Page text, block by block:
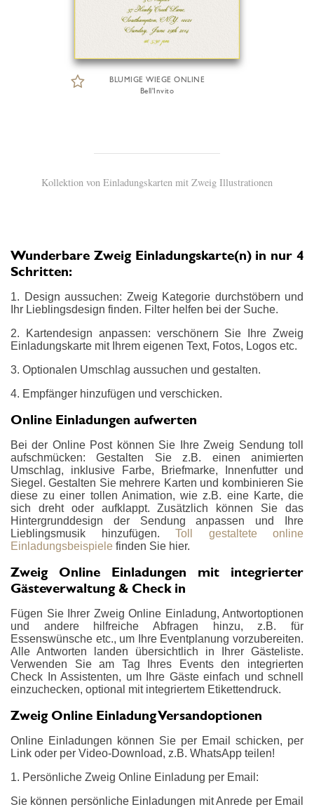
BLUMIGE WIEGE ONLINE
Bell'Invito
Kollektion von Einladungskarten mit Zweig Illustrationen
Wunderbare Zweig Einladungskarte(n) in nur 4
Schritten:
1. Design aussuchen: Zweig Kategorie durchstöbern und
Ihr Lieblingsdesign finden. Filter helfen bei der Suche.
2. Kartendesign anpassen: verschönern Sie Ihre Zweig
Einladungskarte mit Ihrem eigenen Text, Fotos, Logos etc.
3. Optionalen Umschlag aussuchen und gestalten.
4. Empfänger hinzufügen und verschicken.
Online Einladungen aufwerten
Bei der Online Post können Sie Ihre Zweig Sendung toll
aufschmücken: Gestalten Sie z.B. einen animierten
Umschlag, inklusive Farbe, Briefmarke, Innenfutter und
Siegel. Gestalten Sie mehrere Karten und kombinieren Sie
diese zu einer tollen Animation, wie z.B. eine Karte, die
sich dreht oder aufklappt. Zusätzlich können Sie das
Hintergrunddesign der Sendung anpassen und Ihre
Lieblingsmusik hinzufügen. Toll gestaltete online
Einladungsbeispiele finden Sie hier.
Zweig Online Einladungen mit integrierter
Gästeverwaltung & Check in
Fügen Sie Ihrer Zweig Online Einladung, Antwortoptionen
und andere hilfreiche Abfragen hinzu, z.B. für
Essenswünsche etc., um Ihre Eventplanung vorzubereiten.
Alle Antworten landen übersichtlich in Ihrer Gästeliste.
Verwenden Sie am Tag Ihres Events den integrierten
Check In Assistenten, um Ihre Gäste einfach und schnell
einzuchecken, optional mit integriertem Etikettendruck.
Zweig Online Einladung Versandoptionen
Online Einladungen können Sie per Email schicken, per
Link oder per Video-Download, z.B. WhatsApp teilen!
1. Persönliche Zweig Online Einladung per Email:
Sie können persönliche Einladungen mit Anrede per Email